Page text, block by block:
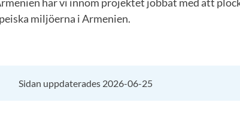
miljöerna i Armenien.
Sidan uppdaterades 2026-06-25